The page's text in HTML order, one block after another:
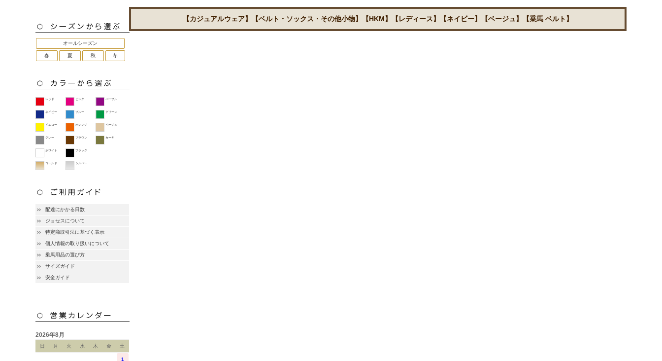
オールシーズン
春 夏 秋 冬
レッド ピンク パープル
ネイビー ブルー グリーン
イエロー オレンジ ベージュ
グレー ブラウン カーキ
ホワイト ブラック
ゴールド シルバー
配達にかかる日数
ジョセスについて
特定商取引法に基づく表示
個人情報の取り扱いについて
乗馬用品の選び方
サイズガイド
安全ガイド
2026年8月
日 月 火 水 木 金 土
1
【カジュアルウェア】【ベルト・ソックス・その他小物】【HKM】【レディース】【ネイビー】【ベージュ】【乗馬 ベルト】